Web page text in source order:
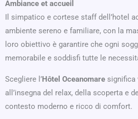
Ambiance et accueil
Il simpatico e cortese staff dell’hotel
ambiente sereno e familiare, con la
loro obiettivo è garantire che ogni
memorabile e soddisfi tutte le
Scegliere l’Hôtel Oceanomare significa
all’insegna del relax, della scoperta e
contesto moderno e ricco di comfort.